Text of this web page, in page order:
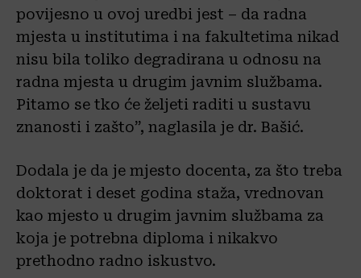
povijesno u ovoj uredbi jest – da radna
mjesta u institutima i na fakultetima nikad
nisu bila toliko degradirana u odnosu na
radna mjesta u drugim javnim službama.
Pitamo se tko će željeti raditi u sustavu
znanosti i zašto”, naglasila je dr. Bašić.
Dodala je da je mjesto docenta, za što treba
doktorat i deset godina staža, vrednovan
kao mjesto u drugim javnim službama za
koja je potrebna diploma i nikakvo
prethodno radno iskustvo.